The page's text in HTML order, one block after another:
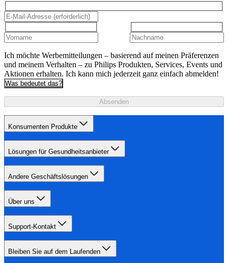
Ich möchte Werbemitteilungen – basierend auf meinen Präferenzen
und meinem Verhalten – zu Philips Produkten, Services, Events und
Aktionen erhalten. Ich kann mich jederzeit ganz einfach abmelden!
Was bedeutet das?
Absenden
Konsumenten Produkte
Lösungen für Gesundheitsanbieter
Andere Geschäftslösungen
Über uns
Support-Kontakt
Bleiben Sie auf dem Laufenden